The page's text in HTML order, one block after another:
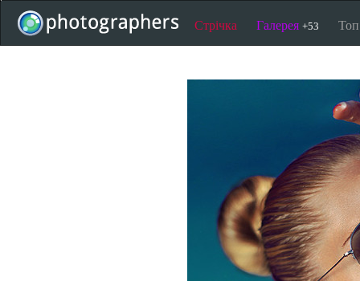
Стрічка Галерея +53